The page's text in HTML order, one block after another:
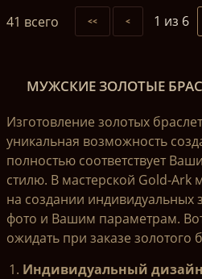
41 всего << < 1 из 6
МУЖСКИЕ ЗОЛОТЫЕ
Изготовление золотых
уникальная возможность
полностью соответствует
стилю. В мастерской Gold-Ark
на создании индивидуальных
фото и Вашим параметрам.
ожидать при заказе золотого
Индивидуальный дизайн